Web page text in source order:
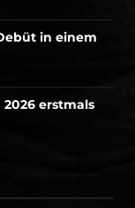
in einem
erstmals